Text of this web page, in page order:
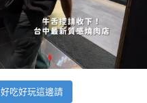
好吃好玩這邊請